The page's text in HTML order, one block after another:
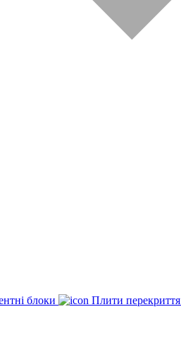
блоки Плити перекриття